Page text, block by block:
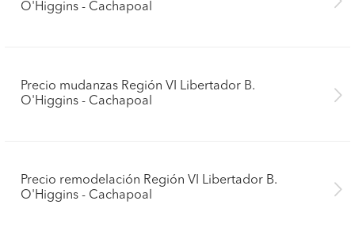
O'Higgins - Cachapoal
Precio mudanzas Región VI Libertador B.
O'Higgins - Cachapoal
Precio remodelación Región VI Libertador B.
O'Higgins - Cachapoal